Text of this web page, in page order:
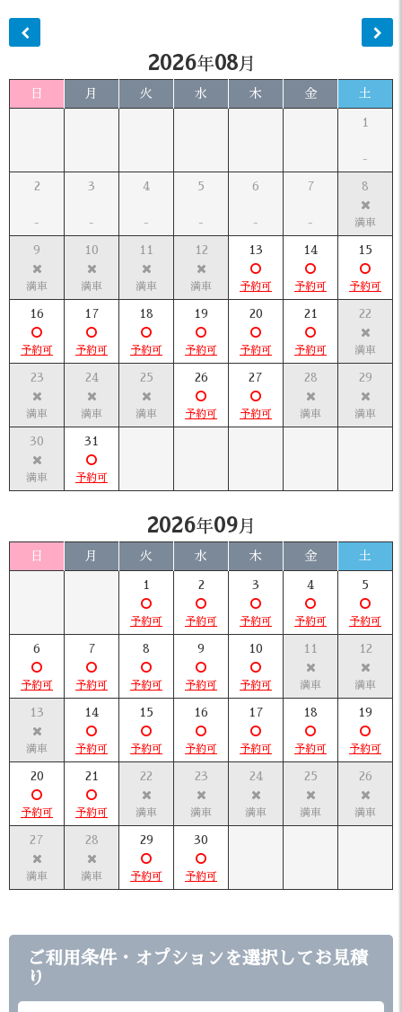
2026年08月
日 月 火 水 木 金 土
1
2 3 4 5 6 7 8
9 10 11 12 13 14 15
16 17 18 19 20 21 22
23 24 25 26 27 28 29
30 31
2026年09月
日 月 火 水 木 金 土
1 2 3 4 5
6 7 8 9 10 11 12
13 14 15 16 17 18 19
20 21 22 23 24 25 26
27 28 29 30
ご利用条件・オプションを選択してお見積
り